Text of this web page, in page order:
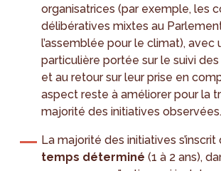
organisatrices (par exemple, les
délibératives mixtes au
l’assemblée pour le climat), avec
particulière portée sur le suivi
et au retour sur leur prise en
aspect reste à améliorer pour la
majorité des initiatives observées.
La majorité des initiatives s’inscrit
temps déterminé (1 à 2 ans),